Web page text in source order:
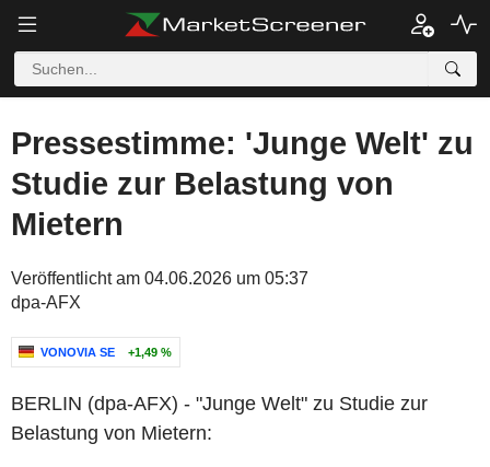
Pressestimme: 'Junge Welt' zu
Studie zur Belastung von
Mietern
Veröffentlicht am 04.06.2026 um 05:37
dpa-AFX
VONOVIA SE +1,49 %
BERLIN (dpa-AFX) - "Junge Welt" zu Studie zur
Belastung von Mietern: